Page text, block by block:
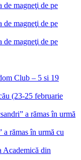
de magneţi de pe
de magneţi de pe
de magneţi de pe
Club – 5 si 19
(23-25 februarie
a rămas în urmă
a rămas în urmă cu
Academică din